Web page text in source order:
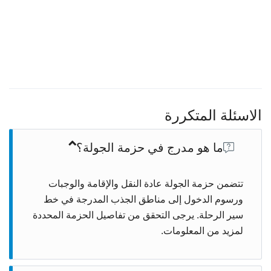
الاسئلة المتكررة
ما هو مدرج في حزمة الجولة؟
تتضمن حزمة الجولة عادة النقل والإقامة والوجبات
ورسوم الدخول إلى مناطق الجذب المدرجة في خط
سير الرحلة. يرجى التحقق من تفاصيل الحزمة المحددة
لمزيد من المعلومات.